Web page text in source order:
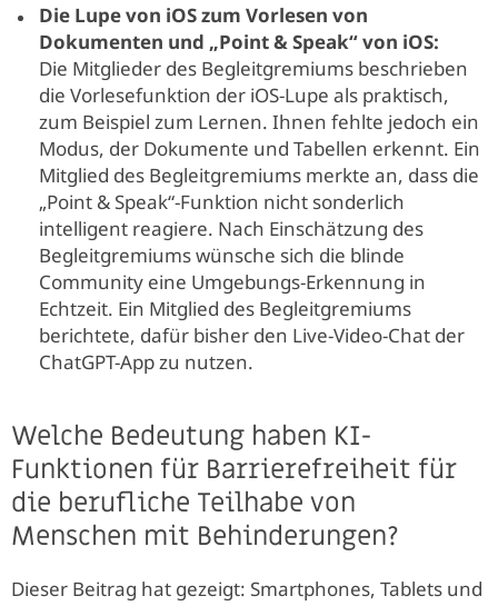
Die Lupe von iOS zum Vorlesen von
Dokumenten und „Point & Speak“ von iOS:
Die Mitglieder des Begleitgremiums beschrieben
die Vorlesefunktion der iOS-Lupe als praktisch,
zum Beispiel zum Lernen. Ihnen fehlte jedoch ein
Modus, der Dokumente und Tabellen erkennt. Ein
Mitglied des Begleitgremiums merkte an, dass die
„Point & Speak“-Funktion nicht sonderlich
intelligent reagiere. Nach Einschätzung des
Begleitgremiums wünsche sich die blinde
Community eine Umgebungs-Erkennung in
Echtzeit. Ein Mitglied des Begleitgremiums
berichtete, dafür bisher den Live-Video-Chat der
ChatGPT-App zu nutzen.
Welche Bedeutung haben KI-
Funktionen für Barrierefreiheit für
die berufliche Teilhabe von
Menschen mit Behinderungen?
Dieser Beitrag hat gezeigt: Smartphones, Tablets und